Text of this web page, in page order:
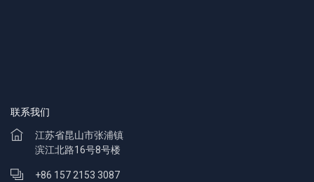
联系我们
江苏省昆山市张浦镇
滨江北路16号8号楼
+86 157 2153 3087